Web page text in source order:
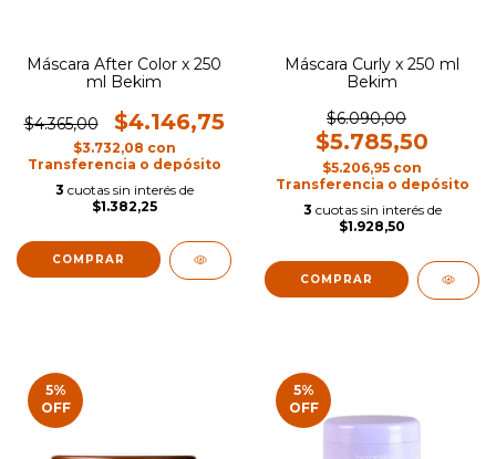
Máscara After Color x 250
ml Bekim
$4.365,00 $4.146,75
$3.732,08 con
Transferencia o depósito
3 cuotas sin interés de
$1.382,25
Máscara Curly x 250 ml
Bekim
$6.090,00
$5.785,50
$5.206,95 con
Transferencia o depósito
3 cuotas sin interés de
$1.928,50
5%
OFF
5%
OFF